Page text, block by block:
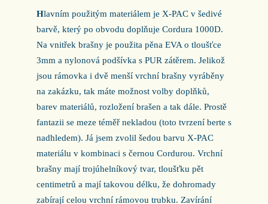
Hlavním použitým materiálem je X-PAC v šedivé
barvě, který po obvodu doplňuje Cordura 1000D.
Na vnitřek brašny je použita pěna EVA o tloušťce
3mm a nylonová podšívka s PUR zátěrem. Jelikož
jsou rámovka i dvě menší vrchní brašny vyráběny
na zakázku, tak máte možnost volby doplňků,
barev materiálů, rozložení brašen a tak dále. Prostě
fantazii se meze téměř nekladou (toto tvrzení berte s
nadhledem). Já jsem zvolil šedou barvu X-PAC
materiálu v kombinaci s černou Cordurou. Vrchní
brašny mají trojúhelníkový tvar, tloušťku pět
centimetrů a mají takovou délku, že dohromady
zabírají celou vrchní rámovou trubku. Zavírání